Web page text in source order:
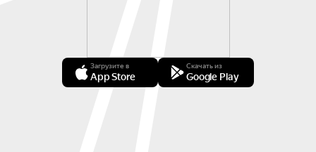
Загрузите в
App Store
Скачать из
Google Play